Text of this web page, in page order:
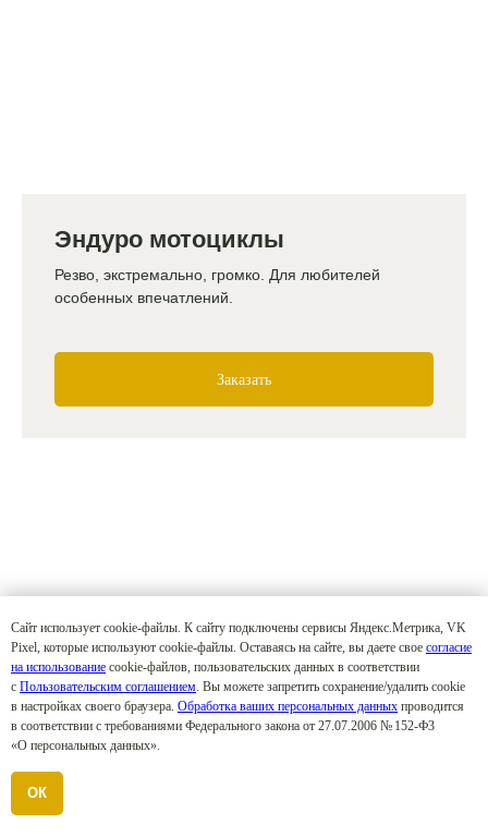
Эндуро мотоциклы
Резво, экстремально, громко. Для любителей
особенных впечатлений.
Заказать
Сайт использует cookie-файлы. К cайту подключены сервисы Яндекс.Метрика, VK
Pixel, которые используют cookie-файлы. Оставаясь на сайте, вы даете свое согласие
на использование cookie-файлов, пользовательских данных в соответствии
с Пользовательским соглашением. Вы можете запретить сохранение/удалить cookie
в настройках своего браузера. Обработка ваших персональных данных проводится
в соответствии с требованиями Федерального закона от 27.07.2006 № 152-Ф3
«О персональных данных».
ОК